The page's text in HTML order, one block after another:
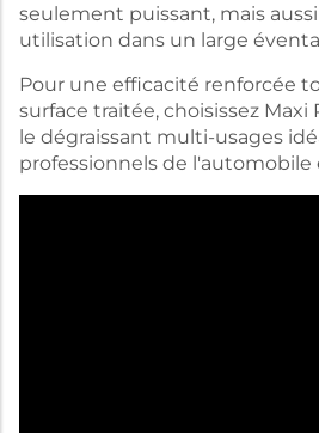
seulement puissant, mais
utilisation dans un large
Pour une efficacité renforcée
surface traitée, choisissez Maxi
le dégraissant multi-usages
professionnels de